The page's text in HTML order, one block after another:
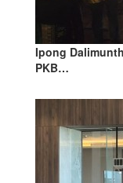
Ipong
PKB…